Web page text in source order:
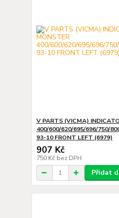
V PARTS (VICMA)
400/600/620/695/696/750/
93-10 FRONT LEFT (6979)
907 Kč
750 Kč bez DPH
Přidat